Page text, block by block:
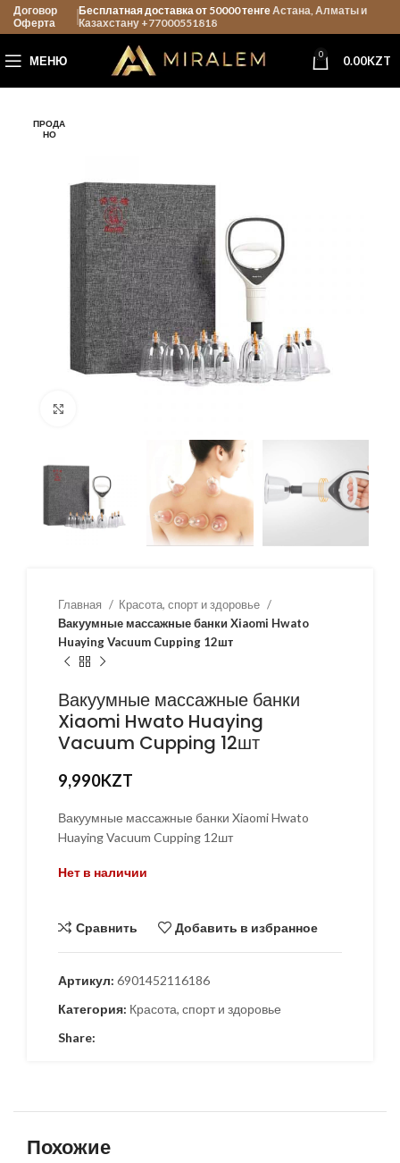
Договор
Оферта
Бесплатная доставка от 50000 тенгеАстана, Алматы и
Казахстану +77000551818
МЕНЮ 0 0.00KZT
ПРОДА
НО
Главная
Красота, спорт и здоровье
Вакуумные массажные банки Xiaomi Hwato
Huaying Vacuum Cupping 12шт
Вакуумные массажные банки
Xiaomi Hwato Huaying
Vacuum Cupping 12шт
9,990KZT
Вакуумные массажные банки Xiaomi Hwato
Huaying Vacuum Cupping 12шт
Нет в наличии
Сравнить Добавить в избранное
Артикул: 6901452116186
Категория: Красота, спорт и здоровье
Share:
Похожие